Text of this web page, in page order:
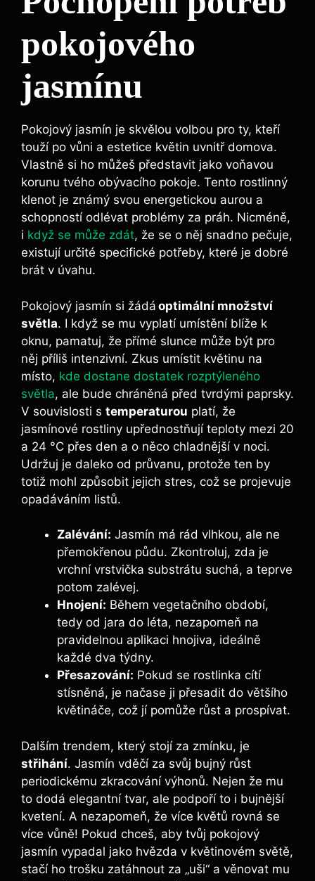
pokojového
jasmínu
Pokojový jasmín je skvělou volbou pro ty, kteří
touží po vůni a estetice květin uvnitř domova.
Vlastně si ho můžeš představit jako voňavou
korunu tvého obývacího pokoje. Tento rostlinný
klenot je známý svou energetickou aurou a
schopností odlévat problémy za práh. Nicméně,
i když se může zdát, že se o něj snadno pečuje,
existují určité specifické potřeby, které je dobré
brát v úvahu.
Pokojový jasmín si žádá optimální množství
světla. I když se mu vyplatí umístění blíže k
oknu, pamatuj, že přímé slunce může být pro
něj příliš intenzivní. Zkus umístit květinu na
místo, kde dostane dostatek rozptýleného
světla, ale bude chráněná před tvrdými paprsky.
V souvislosti s temperaturou platí, že
jasmínové rostliny upřednostňují teploty mezi 20
a 24 °C přes den a o něco chladnější v noci.
Udržuj je daleko od průvanu, protože ten by
totiž mohl způsobit jejich stres, což se projevuje
opadáváním listů.
Zalévání: Jasmín má rád vlhkou, ale ne
přemokřenou půdu. Zkontroluj, zda je
vrchní vrstvička substrátu suchá, a teprve
potom zalévej.
Hnojení: Během vegetačního období,
tedy od jara do léta, nezapomeň na
pravidelnou aplikaci hnojiva, ideálně
každé dva týdny.
Přesazování: Pokud se rostlinka cítí
stísněná, je načase ji přesadit do většího
květináče, což jí pomůže růst a prospívat.
Dalším trendem, který stojí za zmínku, je
střihání. Jasmín vděčí za svůj bujný růst
periodickému zkracování výhonů. Nejen že mu
to dodá elegantní tvar, ale podpoří to i bujnější
kvetení. A nezapomeň, že více květů rovná se
více vůně! Pokud chceš, aby tvůj pokojový
jasmín vypadal jako hvězda v květinovém světě,
stačí ho trošku zatáhnout za „uši“ a věnovat mu